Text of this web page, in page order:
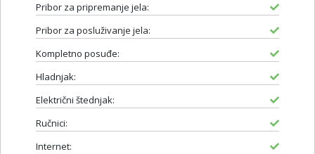
Pribor za pripremanje jela:
Pribor za posluživanje jela:
Kompletno posuđe:
Hladnjak:
Električni štednjak:
Ručnici:
Internet: